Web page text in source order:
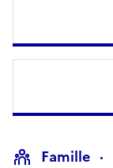
Famille